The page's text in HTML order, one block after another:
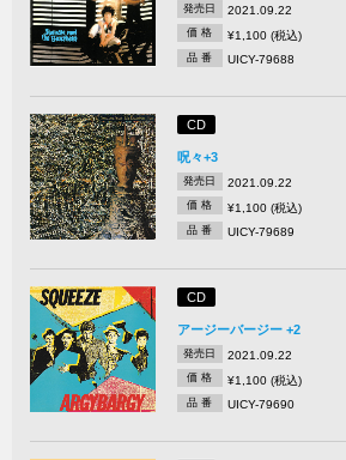
発売日 2021.09.22
価 格 ¥1,100 (税込)
品 番 UICY-79688
CD
呪々+3
発売日 2021.09.22
価 格 ¥1,100 (税込)
品 番 UICY-79689
CD
アージーバージー +2
発売日 2021.09.22
価 格 ¥1,100 (税込)
品 番 UICY-79690